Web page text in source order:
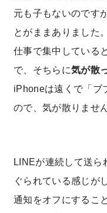
元も子もないのです
とがままありました。
仕事で集中している
で、そちらに気が散
iPhoneは遠くで「ブ
ので、気が散りません
LINEが連続して送ら
ぐられている感じが
通知をオフにするこ